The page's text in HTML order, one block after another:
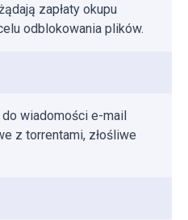
zapłaty okupu
odblokowania plików.
wiadomości e-mail
z torrentami, złośliwe